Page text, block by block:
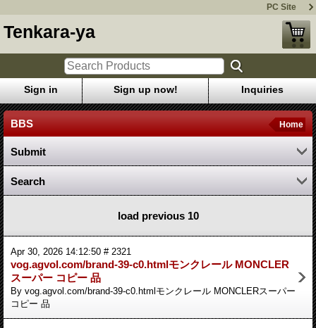
PC Site
Tenkara-ya
Sign in Sign up now! Inquiries
BBS Home
Submit
Search
load previous 10
Apr 30, 2026 14:12:50 # 2321
vog.agvol.com/brand-39-c0.htmlモンクレール MONCLER
スーパー コピー 品
By vog.agvol.com/brand-39-c0.htmlモンクレール MONCLERスーパー
コピー 品